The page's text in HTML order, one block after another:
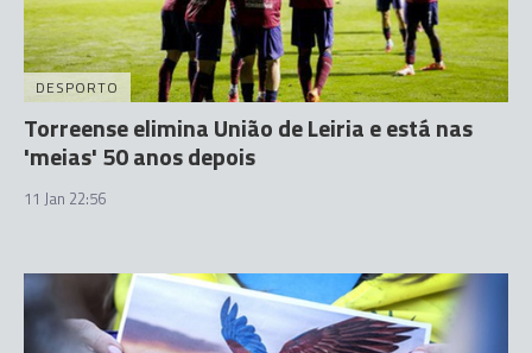
DESPORTO
Torreense elimina União de Leiria e está nas
'meias' 50 anos depois
11 Jan 22:56